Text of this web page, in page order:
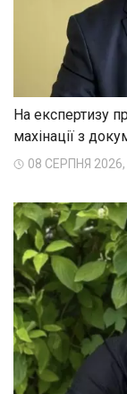
На експертизу
махінації з
08 СЕРПНЯ 2026,